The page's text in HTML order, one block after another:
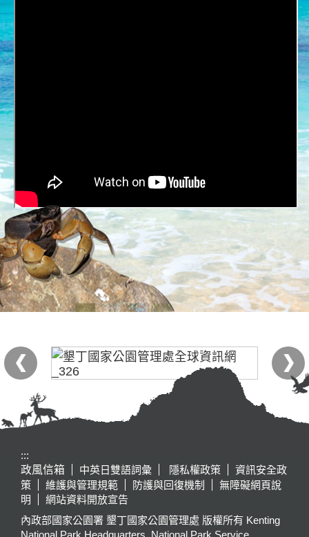
:::
政風信箱
中英日雙語詞彙 隱私權政策
資訊安全政
策
維護與管理規範 防護與回復機制
無障礙網頁說
明
網站資料開放宣告
內政部國家公園署 墾丁國家公園管理處 版權所有 Kenting
National Park Headquarters, National Park Service,